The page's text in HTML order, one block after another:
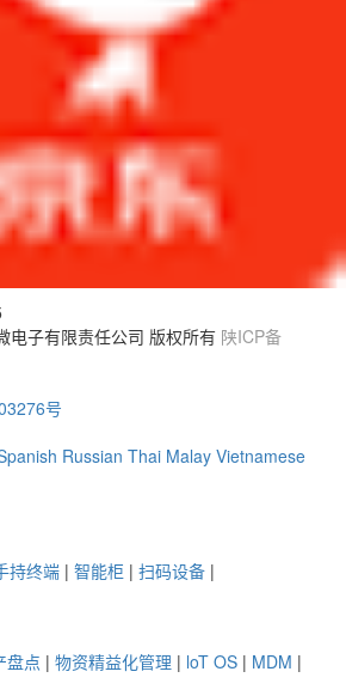
子有限责任公司 版权所有 陕ICP备
号
Russian Thai Malay Vietnamese
持终端 | 智能柜 | 扫码设备 |
盘点 | 物资精益化管理 | loT OS | MDM |